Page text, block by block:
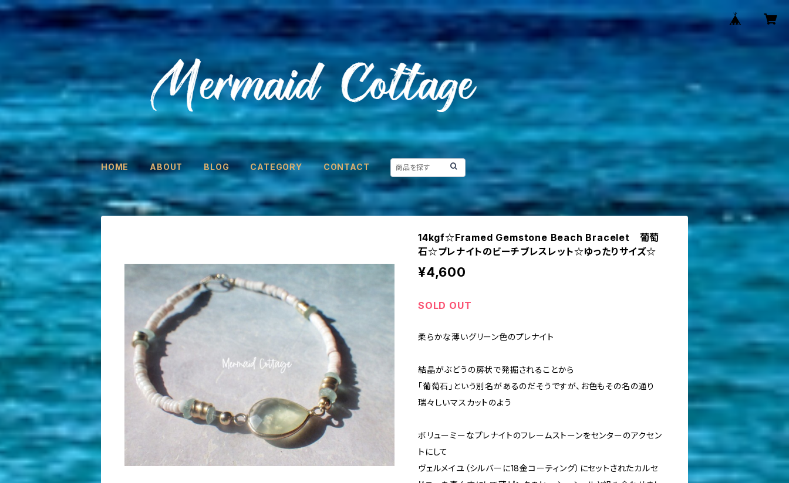
HOME ABOUT BLOG CATEGORY CONTACT
14kgf☆Framed Gemstone Beach Bracelet 葡萄
石☆プレナイトのビーチブレスレット☆ゆったりサイズ☆
¥4,600
SOLD OUT
柔らかな薄いグリーン色のプレナイト
結晶がぶどうの房状で発掘されることから
「葡萄石」という別名があるのだそうですが、お色もその名の通り
瑞々しいマスカットのよう
ボリューミーなプレナイトのフレームストーンをセンターのアクセン
トにして
ヴェルメイユ（シルバーに18金コーティング）にセットされたカルセ